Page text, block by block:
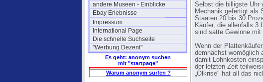
andere Museen - Einblicke
Ebay Erlebnisse
Impressum
International Page
Die schnelle Suchseite
"Werbung Dezent"
Es geht: anonym suchen
mit "startpage"
Warum anonym surfen ?
Selbst die billigste Uhr
Mechanik gefertigt als
Staaten 20 bis 30
Käufer, die allenfalls 3
sind satte Gewinne mit
Wenn der
demnächst womöglich
damit Lohnkosten
der letzten Zeit
„Ölkrise" hat all das